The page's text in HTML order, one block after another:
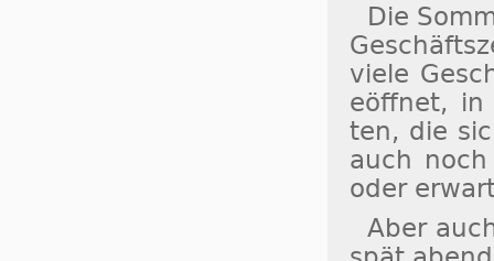
Die
vie­le
eöff­net, in
ten, die
auch
oder
Aber